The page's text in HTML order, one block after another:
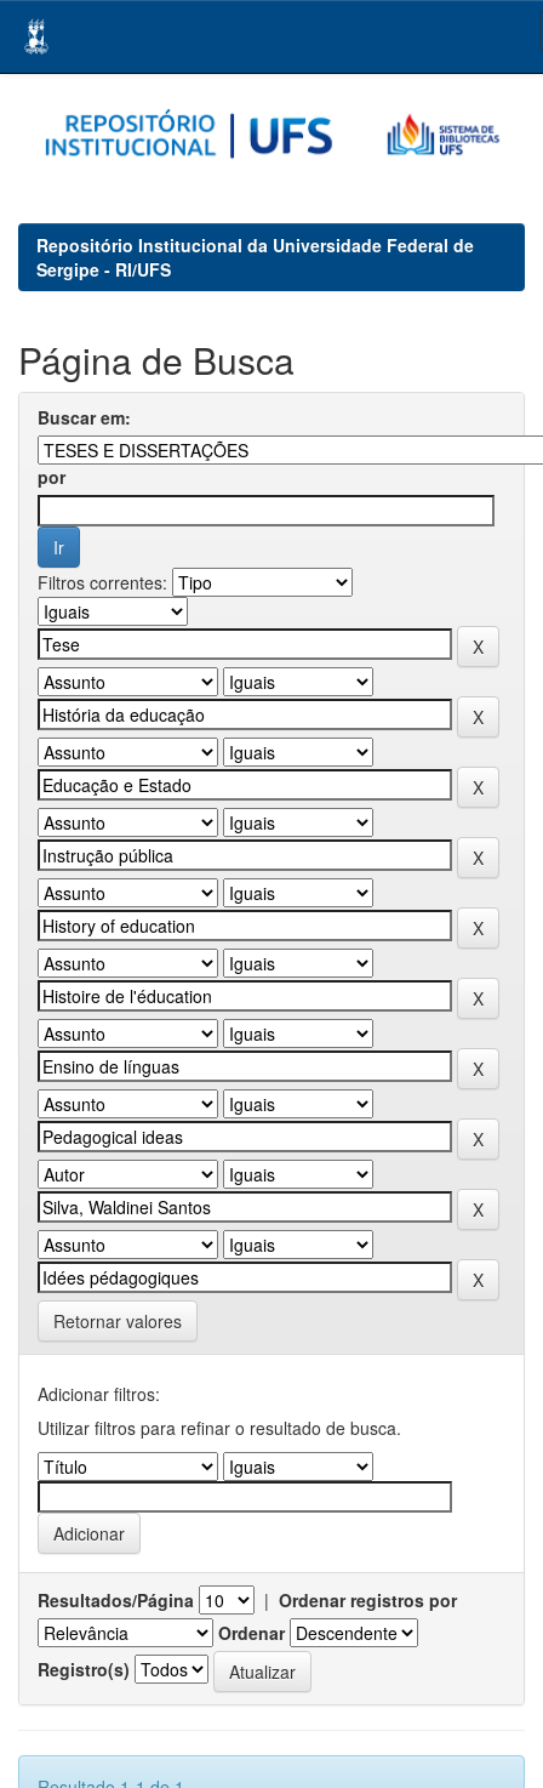
navigation
Repositório Institucional da Universidade Federal de
Sergipe - RI/UFS
Página de Busca
Buscar em:
por
Filtros correntes:
Retornar valores
Adicionar filtros:
Utilizar filtros para refinar o resultado de busca.
Resultados/Página | Ordenar registros por
Ordenar
Registro(s)